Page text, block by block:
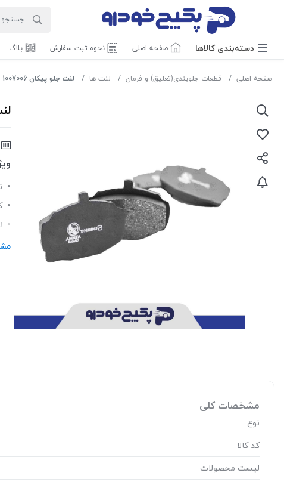
دسته‌بندی‌ کالاها صفحه اصلی نحوه ثبت سفارش بلاگ
صفحه اصلی قطعات جلوبندی(تعلیق) و فرمان لنت ها لنت جلو پیکان 1007006 اماتا صمد
مشخصات کلی
نوع
کد کالا
لیست محصولات